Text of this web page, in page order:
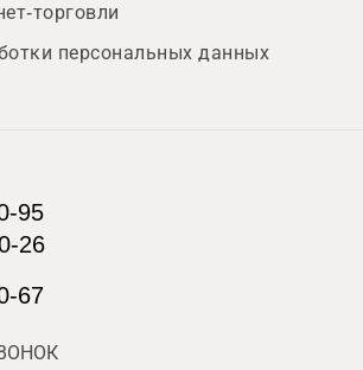
торговли
персональных данных
95
26
67